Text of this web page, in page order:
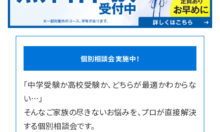
資料請求・無料体験はこちら
個別相談会実施中！
「中学受験か高校受験か、どちらが最適かわからな
い…」
そんなご家族の尽きないお悩みを、プロが直接解決
する個別相談会です。